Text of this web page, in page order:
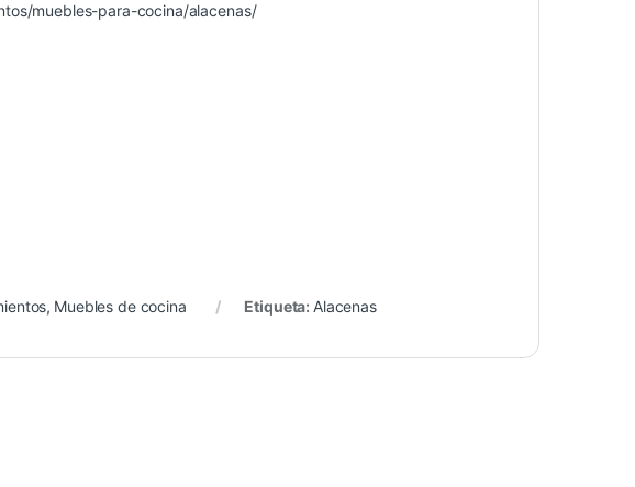
muebles-para-cocina/alacenas/
, Muebles de cocina Etiqueta: Alacenas